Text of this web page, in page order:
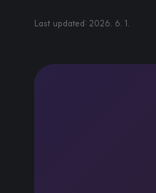
Last updated: 2026. 6. 1.